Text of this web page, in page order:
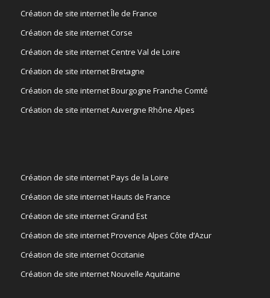
Création de site internet Île de France
Création de site internet Corse
Création de site internet Centre Val de Loire
Création de site internet Bretagne
Création de site internet Bourgogne Franche Comté
Création de site internet Auvergne Rhône Alpes
Création de site internet Pays de la Loire
Création de site internet Hauts de France
Création de site internet Grand Est
Création de site internet Provence Alpes Côte d’Azur
Création de site internet Occitanie
Création de site internet Nouvelle Aquitaine